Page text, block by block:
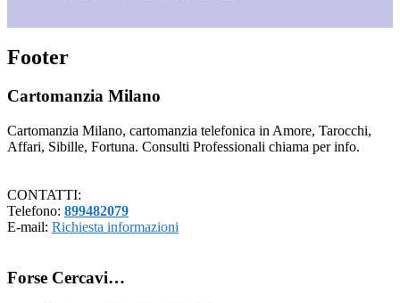
Footer
Cartomanzia Milano
Cartomanzia Milano, cartomanzia telefonica in Amore, Tarocchi,
Affari, Sibille, Fortuna. Consulti Professionali chiama per info.
CONTATTI:
Telefono: 899482079
E-mail: Richiesta informazioni
Forse Cercavi…